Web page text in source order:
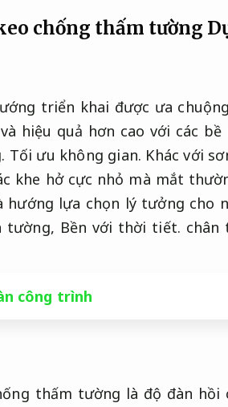
chống thấm tường
triển khai được ưa
hiệu quả hơn cao với các
Tối ưu không gian. Khác với
khe hở cực nhỏ mà mắt
hướng lựa chọn lý tưởng cho
tường, Bền với thời tiết. chân
công trình
thấm tường là độ đàn hồi